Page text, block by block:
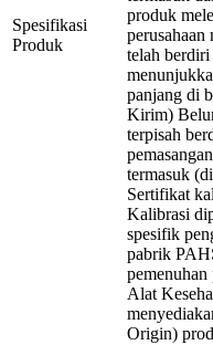
Spesifikasi
Produk
produk
perusahaan
telah berdiri
panjang di
Kirim)
terpisah
termasuk
Sertifikat
Kalibrasi
spesifik
pabrik
Alat
Origin)